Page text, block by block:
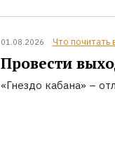
01.08.2026 Что почитать
Провести
«Гнездо кабана» –